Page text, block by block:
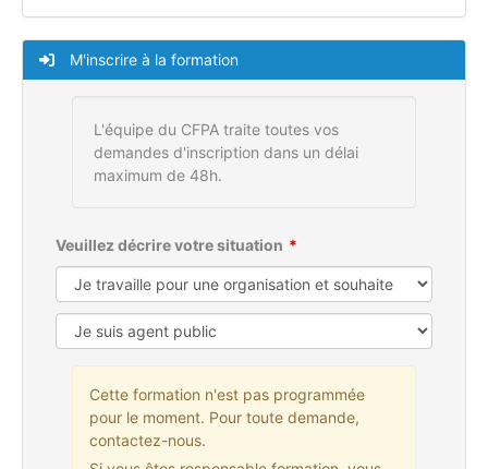
M'inscrire à la formation
L'équipe du CFPA traite toutes vos
demandes d'inscription dans un délai
maximum de 48h.
Veuillez décrire votre situation
Cette formation n'est pas programmée
pour le moment. Pour toute demande,
contactez-nous.